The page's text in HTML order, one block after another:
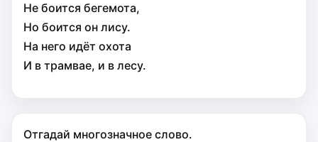
Не боится бегемота,
Но боится он лису.
На него идёт охота
И в трамвае, и в лесу.
Отгадай многозначное слово.